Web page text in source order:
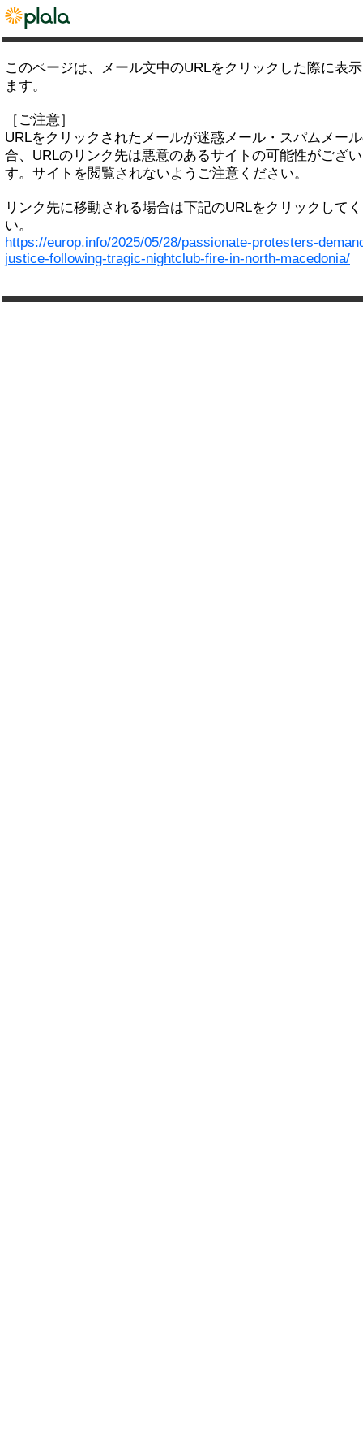
このページは、メール文中のURLをクリックした際に表
ます。
［ご注意］
URLをクリックされたメールが迷惑メール・スパムメー
合、URLのリンク先は悪意のあるサイトの可能性がござ
す。サイトを閲覧されないようご注意ください。
リンク先に移動される場合は下記のURLをクリックして
い。
https://europ.info/2025/05/28/passionate-protesters-
justice-following-tragic-nightclub-fire-in-north-macedonia/